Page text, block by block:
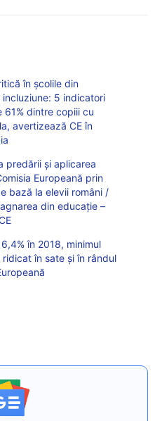
în școlile din
incluziune: 5 indicatori
61% dintre copiii cu
avertizează CE în
predării și aplicarea
Europeană prin
bază la elevii români /
din educație –
în 2018, minimul
în sate și în rândul